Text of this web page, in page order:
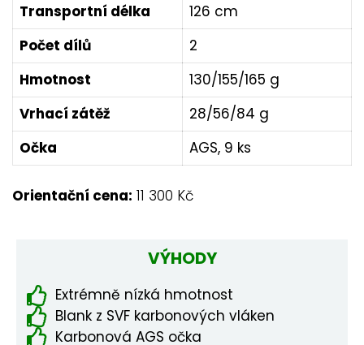
Transportní délka
126 cm
Počet dílů
2
Hmotnost
130/155/165 g
Vrhací zátěž
28/56/84 g
Očka
AGS, 9 ks
Orientační cena: 11 300 Kč
VÝHODY
Extrémně nízká hmotnost
Blank z SVF karbonových vláken
Karbonová AGS očka